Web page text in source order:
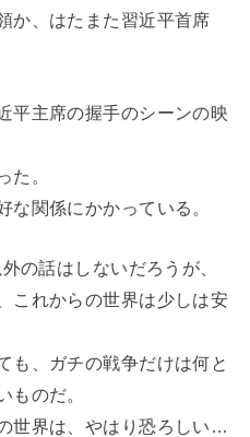
か、はたまた習近平首席
平主席の握手のシーンの映
た。
な関係にかかっている。
の話はしないだろうが、
これからの世界は少しは安
も、ガチの戦争だけは何と
ものだ。
世界は、やはり恐ろしい…